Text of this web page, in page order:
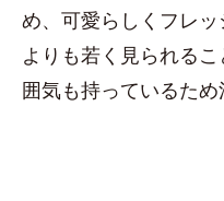
め、可愛らしくフレ
よりも若く見られる
囲気も持っているため